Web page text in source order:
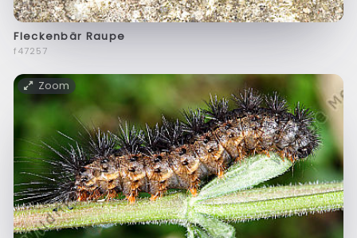
Fleckenbär Raupe
f47257
Zoom